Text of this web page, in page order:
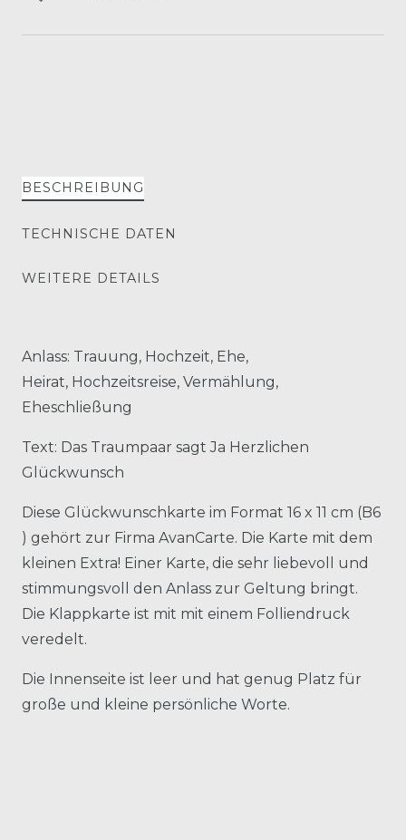
BESCHREIBUNG
TECHNISCHE DATEN
WEITERE DETAILS
Anlass: Trauung, Hochzeit, Ehe,
Heirat, Hochzeitsreise, Vermählung,
Eheschließung
Text: Das Traumpaar sagt Ja Herzlichen
Glückwunsch
Diese Glückwunschkarte im Format 16 x 11 cm (B6
) gehört zur Firma AvanCarte. Die Karte mit dem
kleinen Extra! Einer Karte, die sehr liebevoll und
stimmungsvoll den Anlass zur Geltung bringt.
Die Klappkarte ist mit mit einem Folliendruck
veredelt.
Die Innenseite ist leer und hat genug Platz für
große und kleine persönliche Worte.